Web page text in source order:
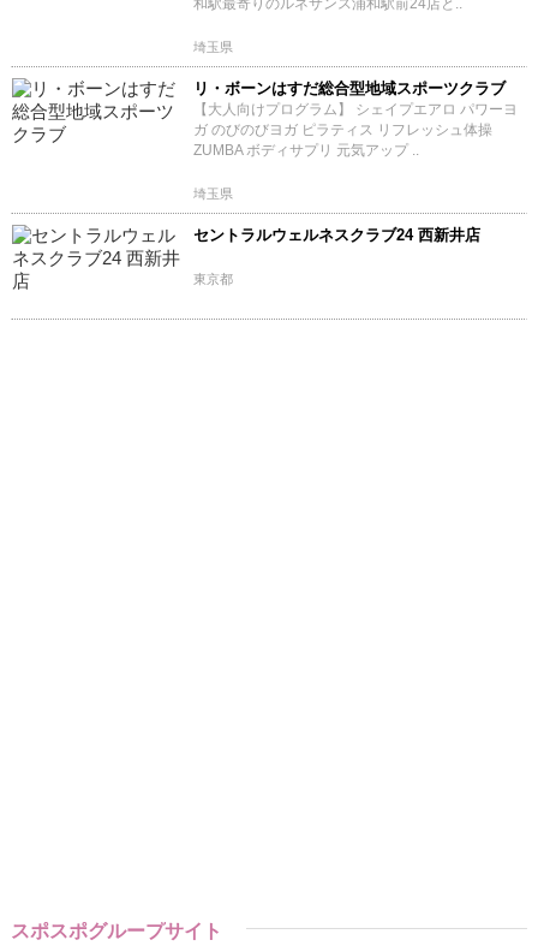
和駅最寄りのルネサンス浦和駅前24店と..
埼玉県
リ・ボーンはすだ総合型地域スポーツクラブ
【大人向けプログラム】 シェイプエアロ パワーヨ
ガ のびのびヨガ ピラティス リフレッシュ体操
ZUMBA ボディサプリ 元気アップ ..
埼玉県
セントラルウェルネスクラブ24 西新井店
東京都
スポスポグループサイト